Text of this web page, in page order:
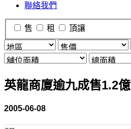
聯絡我們
售 租 頂讓
英龍商廈逾九成售1.2億
2005-06-08